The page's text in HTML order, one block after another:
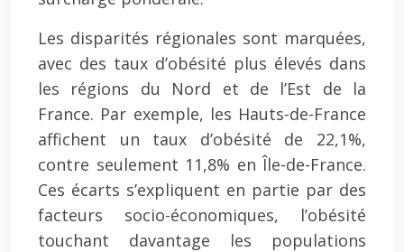
Les disparités régionales sont marquées,
avec des taux d’obésité plus élevés dans
les régions du Nord et de l’Est de la
France. Par exemple, les Hauts-de-France
affichent un taux d’obésité de 22,1%,
contre seulement 11,8% en Île-de-France.
Ces écarts s’expliquent en partie par des
facteurs socio-économiques, l’obésité
touchant davantage les populations